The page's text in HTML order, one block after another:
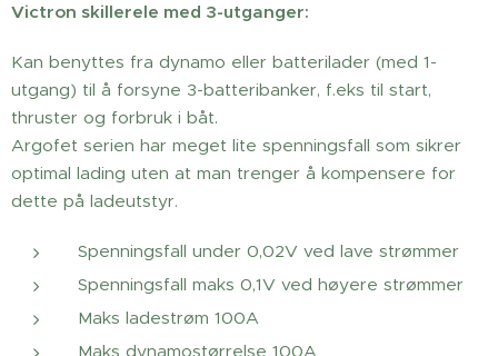
Victron skillerele med 3-utganger:
Kan benyttes fra dynamo eller batterilader (med 1-
utgang) til å forsyne 3-batteribanker, f.eks til start,
thruster og forbruk i båt.
Argofet serien har meget lite spenningsfall som sikrer
optimal lading uten at man trenger å kompensere for
dette på ladeutstyr.
Spenningsfall under 0,02V ved lave strømmer
Spenningsfall maks 0,1V ved høyere strømmer
Maks ladestrøm 100A
Maks dynamostørrelse 100A